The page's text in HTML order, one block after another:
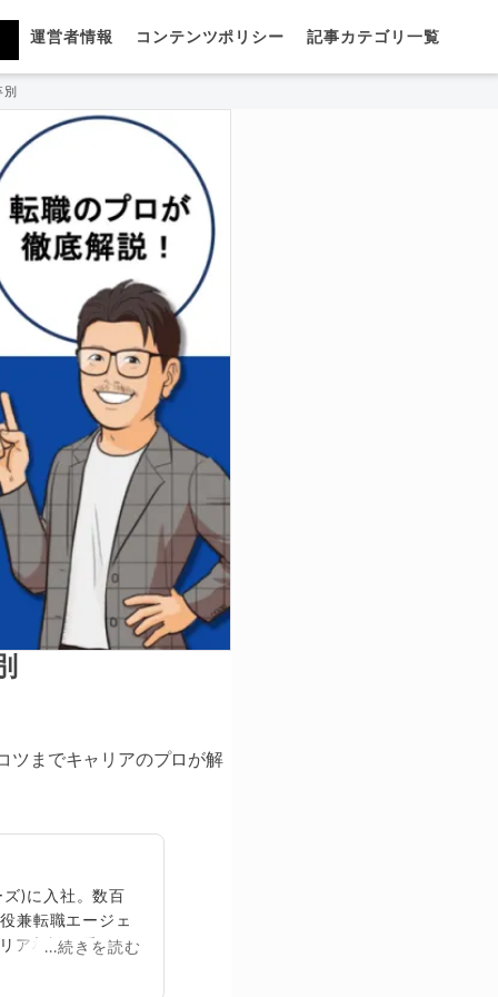
運営者情報 コンテンツポリシー 記事カテゴリ一覧
ツまでキャリアのプロが解
)に入社。数百
兼転職エージェ
ア相談に乗る。
...続きを読む